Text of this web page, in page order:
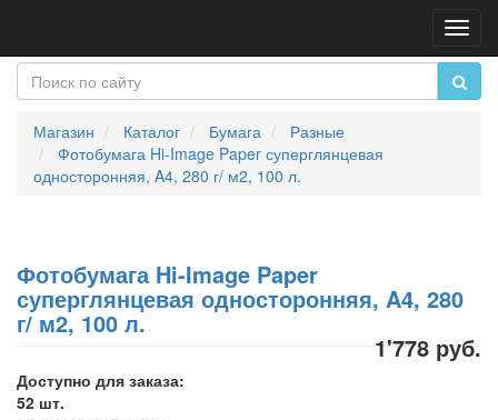
Магазин Каталог Бумага
Разные
Фотобумага Hi-Image Paper суперглянцевая
односторонняя, A4, 280 г/ м2, 100 л.
Фотобумага Hi-Image Paper
суперглянцевая односторонняя, A4, 280
г/ м2, 100 л.
1'778 руб.
Доступно для заказа:
52 шт.